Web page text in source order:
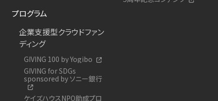
プログラム
企業支援型クラウドファン
ディング
GIVING 100 by Yogibo
GIVING for SDGs
sponsored by ソニー銀行
ケイズハウスNPO助成プロ